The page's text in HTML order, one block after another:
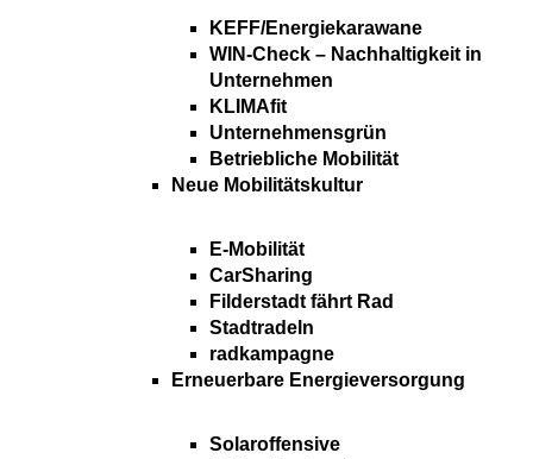
KEFF/Energiekarawane
WIN-Check – Nachhaltigkeit in
Unternehmen
KLIMAfit
Unternehmensgrün
Betriebliche Mobilität
Neue Mobilitätskultur
E-Mobilität
CarSharing
Filderstadt fährt Rad
Stadtradeln
radkampagne
Erneuerbare Energieversorgung
Solaroffensive